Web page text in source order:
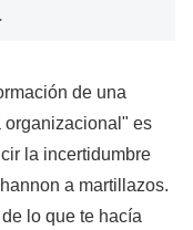
de una
organizacional" es
la incertidumbre
a martillazos.
lo que te hacía